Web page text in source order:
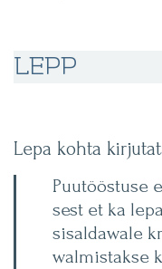
LEPP
Lepa kohta
Puutööstuse
sest et ka
sisaldawale
walmistakse